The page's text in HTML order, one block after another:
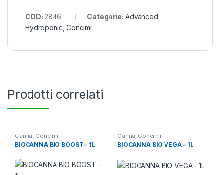
COD: 2846 Categorie: Advanced
Hydroponic ,Concimi
Prodotti correlati
Canna Concimi
BIOCANNA BIO BOOST – 1L
Canna Concimi
BIOCANNA BIO VEGA – 1L